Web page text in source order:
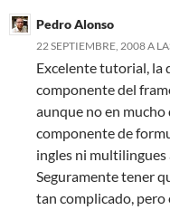
Pedro Alonso
22 SEPTIEMBRE, 2008 A
Excelente tutorial, la
componente del
aunque no en mucho
componente de
ingles ni
Seguramente tener
tan complicado, pero